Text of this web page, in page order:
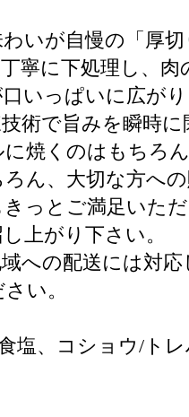
いが自慢の「厚切
寧に下処理し、
いっぱいに広が
術で旨みを瞬時
焼くのはもちろ
ん、大切な方へ
っとご満足いただ
上がり下さい。
への配送には対応
い。
塩、コショウ/ト